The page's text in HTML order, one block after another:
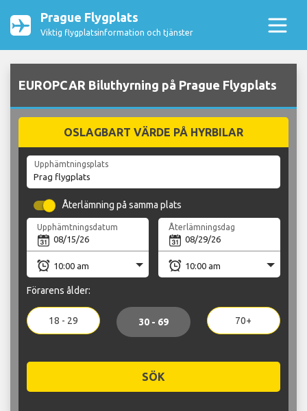
Prague Flygplats
Viktig flygplatsinformation och tjänster
EUROPCAR Biluthyrning på Prague Flygplats
OSLAGBART VÄRDE PÅ HYRBILAR
Upphämtningsplats
Återlämning på samma plats
Upphämtningsdatum Återlämningsdag
Förarens ålder:
18 - 29 30 - 69 70+
SÖK